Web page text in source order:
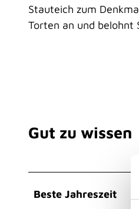
Stauteich zum
Torten an und belohnt
Gut zu wissen
Beste Jahreszeit